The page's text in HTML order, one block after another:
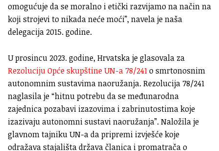
omogućuje da se moralno i etički razvijamo na način na
koji strojevi to nikada neće moći”, navela je naša
delegacija 2015. godine.
U prosincu 2023. godine, Hrvatska je glasovala za
Rezoluciju Opće skupštine UN-a 78/241o smrtonosnim
autonomnim sustavima naoružanja. Rezolucija 78/241
naglasila je “hitnu potrebu da se međunarodna
zajednica pozabavi izazovima i zabrinutostima koje
izazivaju autonomni sustavi naoružanja”. Naložila je
glavnom tajniku UN-a da pripremi izvješće koje
odražava stajališta država članica i promatrača o